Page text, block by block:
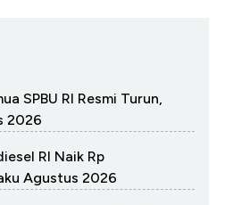
SPBU RI Resmi Turun,
2026
RI Naik Rp
Agustus 2026